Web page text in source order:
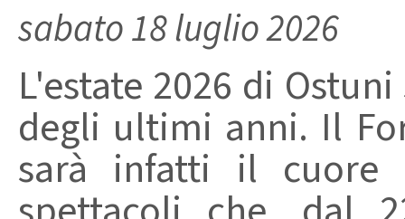
sabato 18 luglio 2026
L'estate 2026 di
degli ultimi anni. Il
sarà infatti il cuore